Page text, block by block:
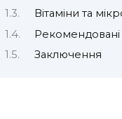
Вітаміни та
Рекомендовані
Заключення